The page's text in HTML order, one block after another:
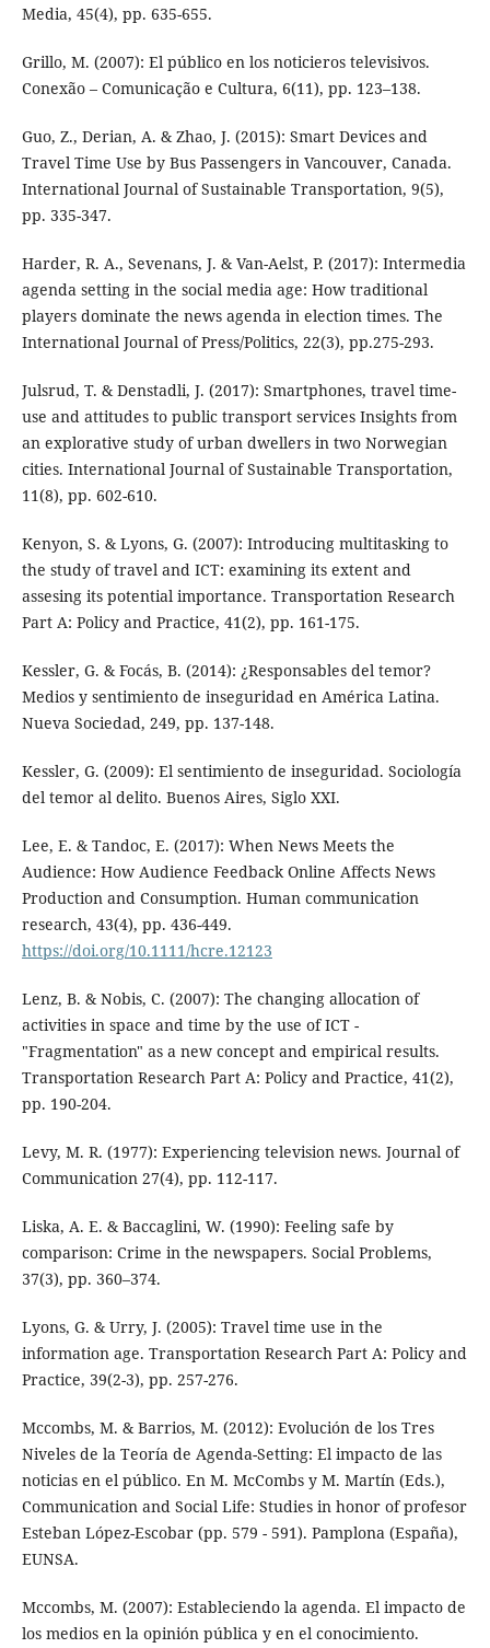
Media, 45(4), pp. 635-655.
Grillo, M. (2007): El público en los noticieros televisivos.
Conexão – Comunicação e Cultura, 6(11), pp. 123–138.
Guo, Z., Derian, A. & Zhao, J. (2015): Smart Devices and
Travel Time Use by Bus Passengers in Vancouver, Canada.
International Journal of Sustainable Transportation, 9(5),
pp. 335-347.
Harder, R. A., Sevenans, J. & Van-Aelst, P. (2017): Intermedia
agenda setting in the social media age: How traditional
players dominate the news agenda in election times. The
International Journal of Press/Politics, 22(3), pp.275-293.
Julsrud, T. & Denstadli, J. (2017): Smartphones, travel time-
use and attitudes to public transport services Insights from
an explorative study of urban dwellers in two Norwegian
cities. International Journal of Sustainable Transportation,
11(8), pp. 602-610.
Kenyon, S. & Lyons, G. (2007): Introducing multitasking to
the study of travel and ICT: examining its extent and
assesing its potential importance. Transportation Research
Part A: Policy and Practice, 41(2), pp. 161-175.
Kessler, G. & Focás, B. (2014): ¿Responsables del temor?
Medios y sentimiento de inseguridad en América Latina.
Nueva Sociedad, 249, pp. 137-148.
Kessler, G. (2009): El sentimiento de inseguridad. Sociología
del temor al delito. Buenos Aires, Siglo XXI.
Lee, E. & Tandoc, E. (2017): When News Meets the
Audience: How Audience Feedback Online Affects News
Production and Consumption. Human communication
research, 43(4), pp. 436-449.
https://doi.org/10.1111/hcre.12123
Lenz, B. & Nobis, C. (2007): The changing allocation of
activities in space and time by the use of ICT -
"Fragmentation" as a new concept and empirical results.
Transportation Research Part A: Policy and Practice, 41(2),
pp. 190-204.
Levy, M. R. (1977): Experiencing television news. Journal of
Communication 27(4), pp. 112-117.
Liska, A. E. & Baccaglini, W. (1990): Feeling safe by
comparison: Crime in the newspapers. Social Problems,
37(3), pp. 360–374.
Lyons, G. & Urry, J. (2005): Travel time use in the
information age. Transportation Research Part A: Policy and
Practice, 39(2-3), pp. 257-276.
Mccombs, M. & Barrios, M. (2012): Evolución de los Tres
Niveles de la Teoría de Agenda-Setting: El impacto de las
noticias en el público. En M. McCombs y M. Martín (Eds.),
Communication and Social Life: Studies in honor of profesor
Esteban López-Escobar (pp. 579 - 591). Pamplona (España),
EUNSA.
Mccombs, M. (2007): Estableciendo la agenda. El impacto de
los medios en la opinión pública y en el conocimiento.